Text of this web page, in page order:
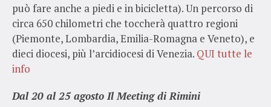
può fare anche a piedi e in bicicletta). Un percorso di
circa 650 chilometri che toccherà quattro regioni
(Piemonte, Lombardia, Emilia-Romagna e Veneto), e
dieci diocesi, più l’arcidiocesi di Venezia. QUI tutte le
info
Dal 20 al 25 agosto Il Meeting di Rimini